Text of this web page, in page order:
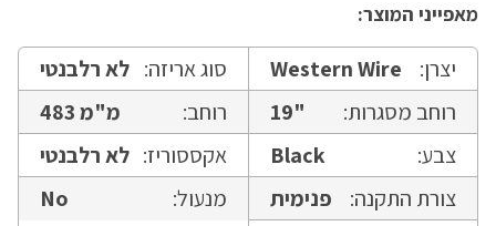
מאפייני המוצר:
יצרן: Western Wire סוג אריזה: לא רלבנטי
רוחב מסגרות:
19" רוחב:
483 מ"מ
צבע:
Black אקססוריז: לא רלבנטי
צורת התקנה:
פנימית מנעול:
No